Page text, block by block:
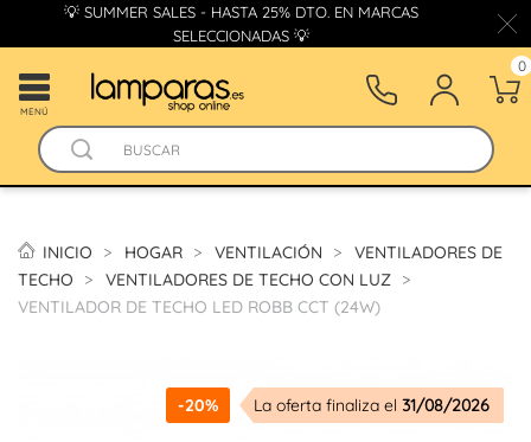
💡 SUMMER SALES - HASTA 25% DTO. EN MARCAS
SELECCIONADAS 💡
MENÚ
0
INICIO HOGAR VENTILACIÓN
VENTILADORES DE
TECHO
VENTILADORES DE TECHO CON LUZ
VENTILADOR DE TECHO LED ROBB CCT (24W)
-20% La oferta finaliza el 31/08/2026